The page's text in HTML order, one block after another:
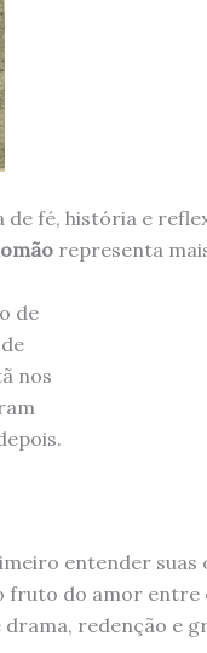
de fé, história e
representa
de
nos
entender suas
fruto do amor entre
redenção e